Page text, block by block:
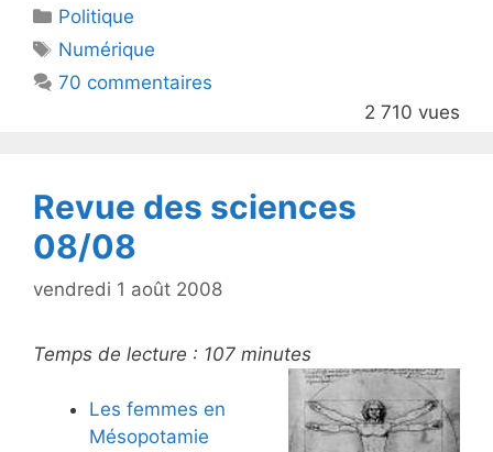
er e
b
o
Catégories
Politique
Étiquettes
Numérique
70 commentaires
2 710 vues
Revue des sciences
08/08
vendredi 1 août 2008
Temps de lecture : 107 minutes
Les femmes en
Mésopotamie